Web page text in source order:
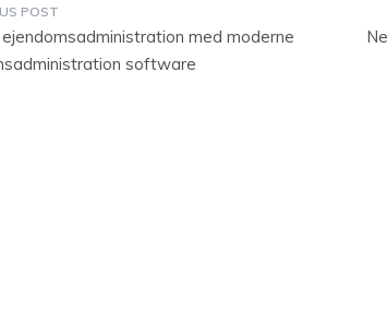
med moderne
software